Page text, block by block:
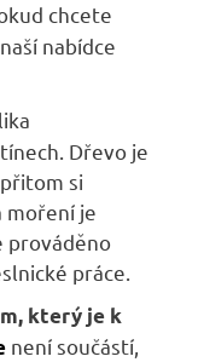
chcete
nabídce
Dřevo je
si
moření je
prováděno
práce.
který je k
není součástí,